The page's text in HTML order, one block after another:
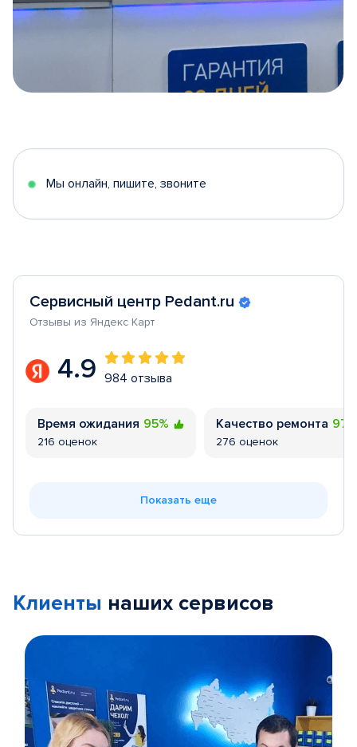
5
Мы онлайн, пишите, звоните
Сервисный центр Pedant.ru
Отзывы из Яндекс Карт
4.9 984 отзыва
Время ожидания 95%
216 оценок
Качество ремонта
276 оценок
Показать еще
Клиенты наших сервисов